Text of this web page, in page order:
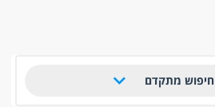
חיפוש מתקדם